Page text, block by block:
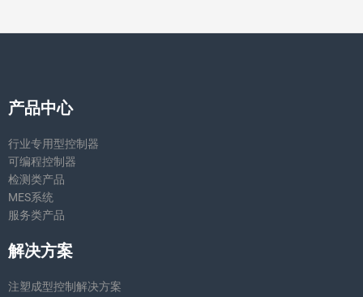
产品中心
行业专用型控制器
可编程控制器
检测类产品
MES系统
服务类产品
解决方案
注塑成型控制解决方案